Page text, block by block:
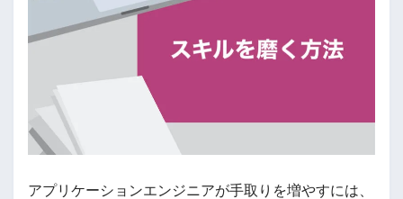
アプリケーションエンジニアが手取りを増やすには、